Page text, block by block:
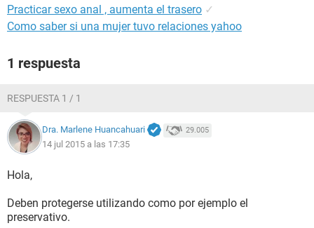
Practicar sexo anal , aumenta el trasero ✓
Como saber si una mujer tuvo relaciones yahoo
1 respuesta
RESPUESTA 1 / 1
Dra. Marlene Huancahuari 29.005
14 jul 2015 a las 17:35
Hola,
Deben protegerse utilizando como por ejemplo el
preservativo.